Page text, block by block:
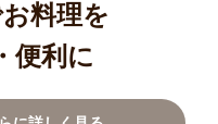
料理を
便利に